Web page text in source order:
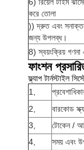
করে তোলা
)) দ্রুত এবং
জন্য উপলব্ধ।
8) স্বয়ংক্রিয় গণনা
ফাংশন
ফ্ল্যাপ টার্নস্টাইল
1,
2,
বারকোড
3,
টোকেন /
4,
সময় এবং